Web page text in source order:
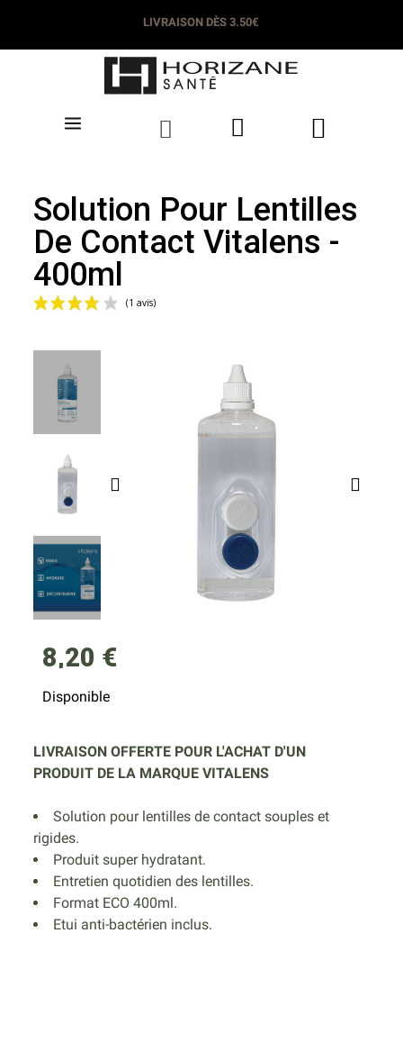
LIVRAISON DÈS 3.50€
Solution Pour Lentilles
De Contact Vitalens -
400ml
8,20 €
Disponible
LIVRAISON OFFERTE POUR L'ACHAT D'UN
PRODUIT DE LA MARQUE VITALENS
Solution pour lentilles de contact souples et
rigides.
Produit super hydratant.
Entretien quotidien des lentilles.
Format ECO 400ml.
Etui anti-bactérien inclus.